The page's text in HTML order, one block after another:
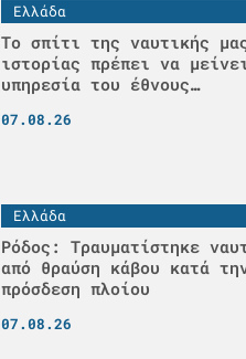
Ελλάδα
Το σπίτι της ναυτικής
ιστορίας πρέπει να
υπηρεσία του έθνους…
07.08.26
Ελλάδα
Ρόδος: Τραυματίστηκε
από θραύση κάβου κατά
πρόσδεση πλοίου
07.08.26